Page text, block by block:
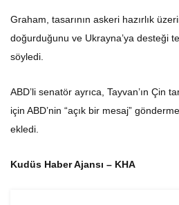
Graham, tasarının askeri hazırlık
doğurduğunu ve Ukrayna’ya desteği
söyledi.
ABD’li senatör ayrıca, Tayvan’ın Çin
için ABD’nin “açık bir mesaj”
ekledi.
Kudüs Haber Ajansı – KHA